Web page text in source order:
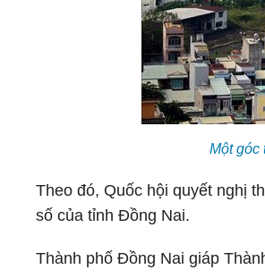
Một góc
Theo đó, Quốc hội quyết nghị
số của tỉnh Đồng Nai.
Thành phố Đồng Nai giáp